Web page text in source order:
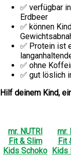
✅ verfügbar
Erdbeer
✅ können
✅ Protein ist
✅ ohne
✅ gut löslich
Hilf deinem Kind,
mr. NUTRI
Fit & Slim
Kids Schoko
mr.
Fit
Kids